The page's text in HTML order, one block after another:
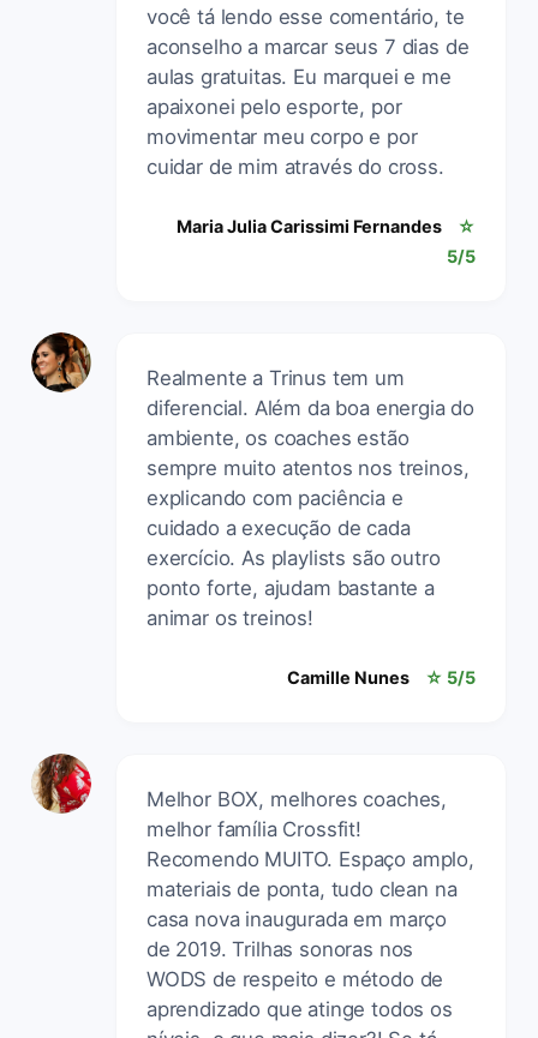
você tá lendo esse comentário, te
aconselho a marcar seus 7 dias de
aulas gratuitas. Eu marquei e me
apaixonei pelo esporte, por
movimentar meu corpo e por
cuidar de mim através do cross.
Maria Julia Carissimi Fernandes
☆
5/5
Realmente a Trinus tem um
diferencial. Além da boa energia do
ambiente, os coaches estão
sempre muito atentos nos treinos,
explicando com paciência e
cuidado a execução de cada
exercício. As playlists são outro
ponto forte, ajudam bastante a
animar os treinos!
Camille Nunes ☆ 5/5
Melhor BOX, melhores coaches,
melhor família Crossfit!
Recomendo MUITO. Espaço amplo,
materiais de ponta, tudo clean na
casa nova inaugurada em março
de 2019. Trilhas sonoras nos
WODS de respeito e método de
aprendizado que atinge todos os